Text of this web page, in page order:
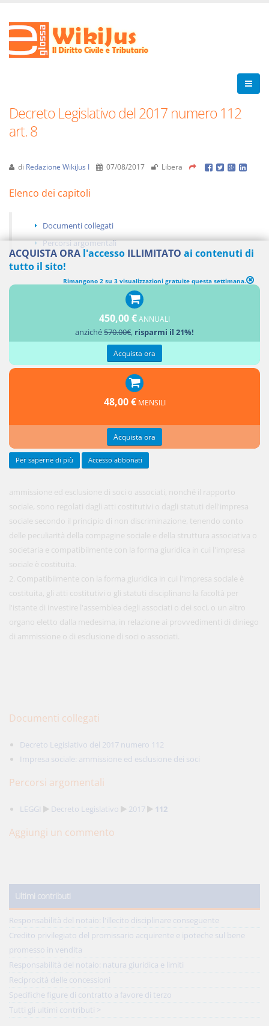
Decreto Legislativo del 2017 numero 112
art. 8
di Redazione WikiJus I 07/08/2017 Libera
Elenco dei capitoli
Documenti collegati
Percorsi argomentali
AMMISSIONE ED ESCLUSIONE
ammissione ed esclusione di soci o associati, nonché il rapporto
sociale, sono regolati dagli atti costitutivi o dagli statuti dell'impresa
sociale secondo il principio di non discriminazione, tenendo conto
delle peculiarità della compagine sociale e della struttura associativa o
societaria e compatibilmente con la forma giuridica in cui l'impresa
sociale è costituita.
2. Compatibilmente con la forma giuridica in cui l'impresa sociale è
costituita, gli atti costitutivi o gli statuti disciplinano la facoltà per
l'istante di investire l'assemblea degli associati o dei soci, o un altro
organo eletto dalla medesima, in relazione ai provvedimenti di diniego
di ammissione o di esclusione di soci o associati.
Documenti collegati
Decreto Legislativo del 2017 numero 112
Impresa sociale: ammissione ed esclusione dei soci
Percorsi argomentali
LEGGI Decreto Legislativo 2017 112
Aggiungi un commento
Ultimi contributi
Responsabilità del notaio: l'illecito disciplinare conseguente
Credito privilegiato del promissario acquirente e ipoteche sul bene
promesso in vendita
Responsabilità del notaio: natura giuridica e limiti
Reciprocità delle concessioni
Specifiche figure di contratto a favore di terzo
Tutti gli ultimi contributi >
ACQUISTA ORA l'accesso ILLIMITATO ai contenuti di
tutto il sito!
Rimangono 2 su 3 visualizzazioni gratuite questa settimana.
450,00 €ANNUALI
anziché570.00€, risparmi il 21%!
Acquista ora
48,00 € MENSILI
Acquista ora
Per saperne di più Accesso abbonati